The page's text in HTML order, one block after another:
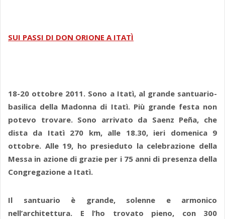
SUI PASSI DI DON ORIONE A ITATÌ
18-20 ottobre 2011. Sono a Itatì, al grande santuario-
basilica della Madonna di Itatì. Più grande festa non
potevo trovare. Sono arrivato da Saenz Peña, che
dista da Itatì 270 km, alle 18.30, ieri domenica 9
ottobre. Alle 19, ho presieduto la celebrazione della
Messa in azione di grazie per i 75 anni di presenza della
Congregazione a Itatì.
Il santuario è grande, solenne e armonico
nell’architettura. E l’ho trovato pieno, con 300